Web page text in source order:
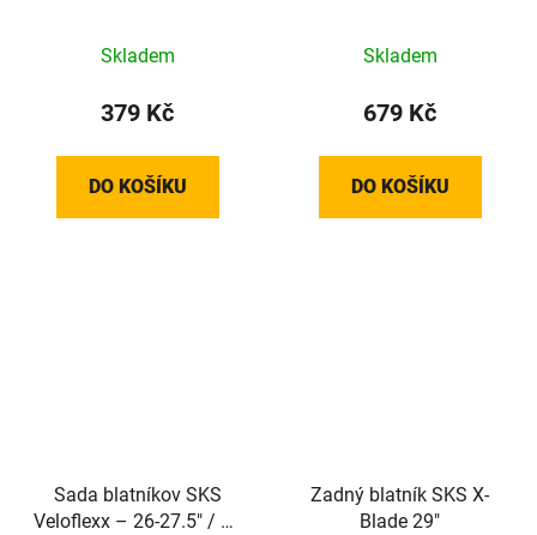
Skladem
379 Kč
DO KOŠÍKU
Skladem
679 Kč
DO KOŠÍKU
Sada blatníkov SKS
Veloflexx – 26-27.5" / 65
Zadný blatník SKS X-
Blade 29"